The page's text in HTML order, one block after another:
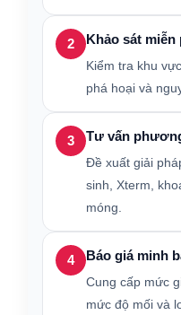
2 Khảo sát miễn
Kiểm tra khu
phá hoại và
3 Tư vấn
Đề xuất giải
sinh, Xterm,
móng.
4 Báo giá minh
Cung cấp mức
mức độ mối và